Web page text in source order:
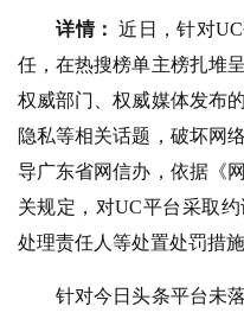
详情： 近日，针对
任，在热搜榜单主榜扎堆
权威部门、权威媒体发布
隐私等相关话题，破坏网
导广东省网信办，依据《
关规定，对UC平台采取
处理责任人等处置处罚措施
针对今日头条平台未落